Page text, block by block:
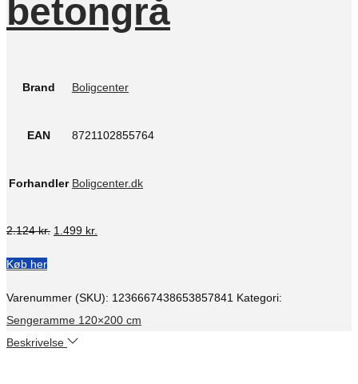
betongrå
Brand Boligcenter
EAN 8721102855764
Forhandler Boligcenter.dk
2.124kr. Den
var:
2.124 kr..
1.499 kr.
er:
1.499 kr..
Køb her
Varenummer (SKU): 1236667438653857841 Kategori:
Sengeramme 120×200 cm
Beskrivelse